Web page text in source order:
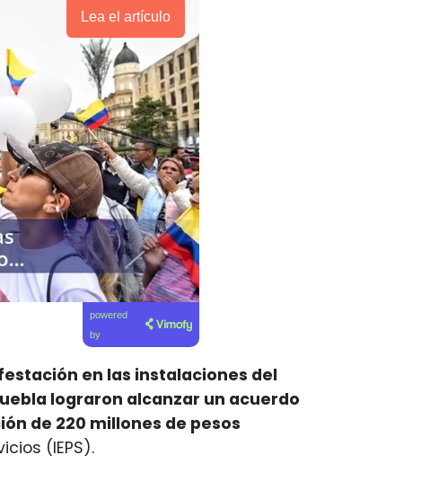
Lea el artículo
powered
by
en las instalaciones del
lograron alcanzar un acuerdo
de 220 millones de pesos
(IEPS).